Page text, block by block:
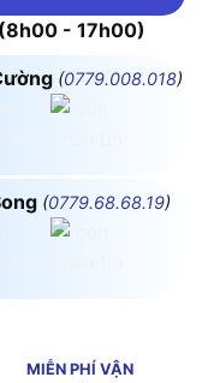
- 17h00)
(0779.008.018)
(0779.68.68.19)
MIỄN PHÍ VẬN